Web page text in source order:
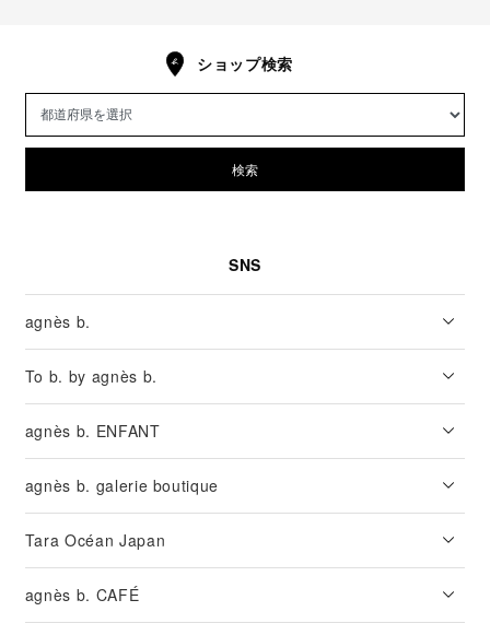
ショップ検索
検索
SNS
agnès b.
To b. by agnès b.
agnès b. ENFANT
agnès b. galerie boutique
Tara Océan Japan
agnès b. CAFÉ